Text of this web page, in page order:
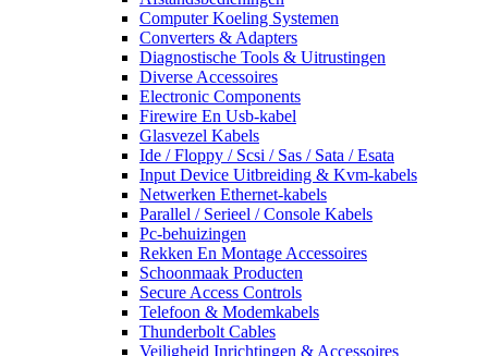
Computer Koeling Systemen
Converters & Adapters
Diagnostische Tools & Uitrustingen
Diverse Accessoires
Electronic Components
Firewire En Usb-kabel
Glasvezel Kabels
Ide / Floppy / Scsi / Sas / Sata / Esata
Input Device Uitbreiding & Kvm-kabels
Netwerken Ethernet-kabels
Parallel / Serieel / Console Kabels
Pc-behuizingen
Rekken En Montage Accessoires
Schoonmaak Producten
Secure Access Controls
Telefoon & Modemkabels
Thunderbolt Cables
Veiligheid Inrichtingen & Accessoires